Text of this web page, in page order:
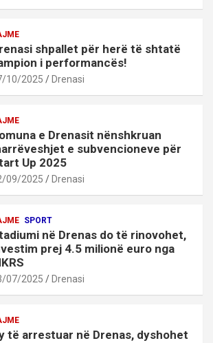
shpallet për herë të shtatë
i performancës!
10/2025 Drenasi
e Drenasit nënshkruan
e subvencioneve për
Up 2025
09/2025 Drenasi
SPORT
në Drenas do të rinovohet,
prej 4.5 milionë euro nga
07/2025 Drenasi
të arrestuar në Drenas, dyshohet